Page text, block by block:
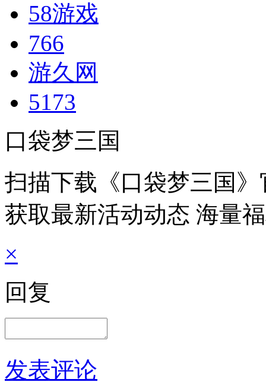
58游戏
766
游久网
5173
口袋梦三国
扫描下载《口袋梦三国》
获取最新活动动态 海量
×
回复
发表评论